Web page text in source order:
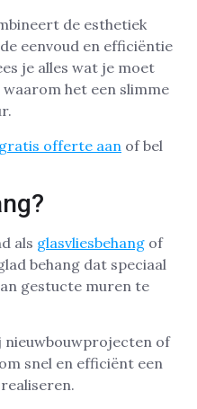
de esthetiek
eenvoud en efficiëntie
je alles wat je moet
het een slimme
offerte aan of bel
als glasvliesbehang of
behang dat speciaal
gestucte muren te
of
snel en efficiënt een